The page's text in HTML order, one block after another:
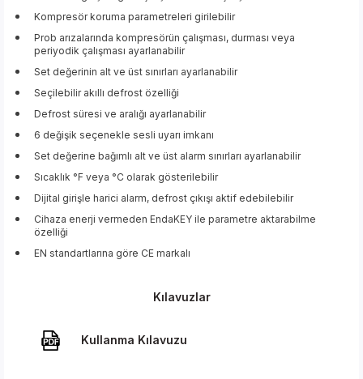
Kompresör koruma parametreleri girilebilir
Prob arızalarında kompresörün çalışması, durması veya
periyodik çalışması ayarlanabilir
Set değerinin alt ve üst sınırları ayarlanabilir
Seçilebilir akıllı defrost özelliği
Defrost süresi ve aralığı ayarlanabilir
6 değişik seçenekle sesli uyarı imkanı
Set değerine bağımlı alt ve üst alarm sınırları ayarlanabilir
Sıcaklık °F veya °C olarak gösterilebilir
Dijital girişle harici alarm, defrost çıkışı aktif edebilebilir
Cihaza enerji vermeden EndaKEY ile parametre aktarabilme
özelliği
EN standartlarına göre CE markalı
Kılavuzlar
Kullanma Kılavuzu